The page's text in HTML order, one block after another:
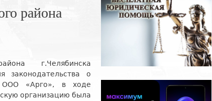
района
г.Челябинска
законодательства о
ООО «Арго», в ходе
организацию была